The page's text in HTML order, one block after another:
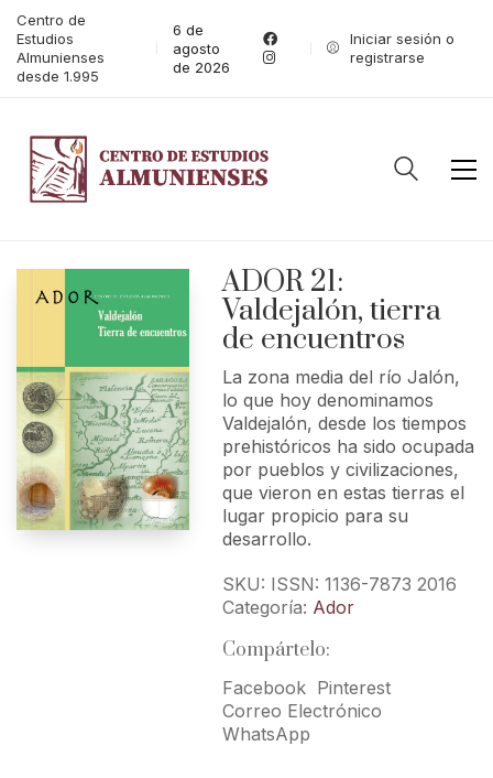
Centro de
Estudios
Almunienses
desde 1.995
6 de
agosto
de 2026
Iniciar sesión o
registrarse
ADOR 21:
Valdejalón, tierra
de encuentros
La zona media del río Jalón,
lo que hoy denominamos
Valdejalón, desde los tiempos
prehistóricos ha sido ocupada
por pueblos y civilizaciones,
que vieron en estas tierras el
lugar propicio para su
desarrollo.
SKU: ISSN: 1136-7873 2016
Categoría: Ador
Compártelo:
Facebook Pinterest
Correo Electrónico
WhatsApp